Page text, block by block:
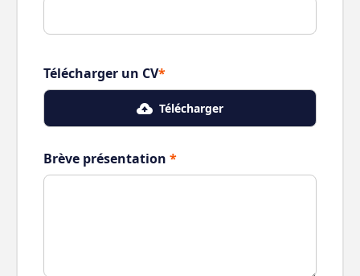
Télécharger un CV*
Télécharger
Brève présentation *